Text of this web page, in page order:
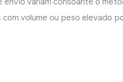
com volume ou peso elevado